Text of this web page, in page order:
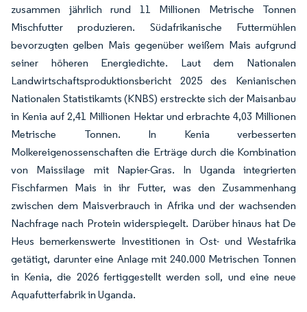
zusammen jährlich rund 11 Millionen Metrische Tonnen
Mischfutter produzieren. Südafrikanische Futtermühlen
bevorzugten gelben Mais gegenüber weißem Mais aufgrund
seiner höheren Energiedichte. Laut dem Nationalen
Landwirtschaftsproduktionsbericht 2025 des Kenianischen
Nationalen Statistikamts (KNBS) erstreckte sich der Maisanbau
in Kenia auf 2,41 Millionen Hektar und erbrachte 4,03 Millionen
Metrische Tonnen. In Kenia verbesserten
Molkereigenossenschaften die Erträge durch die Kombination
von Maissilage mit Napier-Gras. In Uganda integrierten
Fischfarmen Mais in ihr Futter, was den Zusammenhang
zwischen dem Maisverbrauch in Afrika und der wachsenden
Nachfrage nach Protein widerspiegelt. Darüber hinaus hat De
Heus bemerkenswerte Investitionen in Ost- und Westafrika
getätigt, darunter eine Anlage mit 240.000 Metrischen Tonnen
in Kenia, die 2026 fertiggestellt werden soll, und eine neue
Aquafutterfabrik in Uganda.